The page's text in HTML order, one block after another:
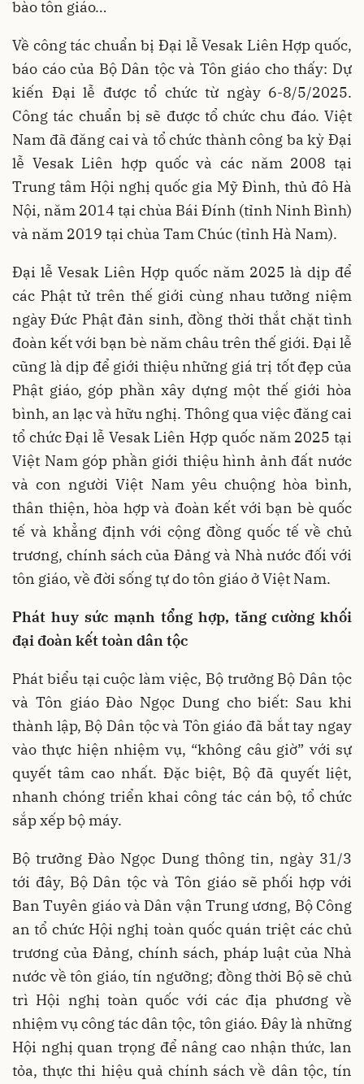
bào tôn giáo…
Về công tác chuẩn bị Đại lễ Vesak Liên Hợp quốc,
báo cáo của Bộ Dân tộc và Tôn giáo cho thấy: Dự
kiến Đại lễ được tổ chức từ ngày 6-8/5/2025.
Công tác chuẩn bị sẽ được tổ chức chu đáo. Việt
Nam đã đăng cai và tổ chức thành công ba kỳ Đại
lễ Vesak Liên hợp quốc và các năm 2008 tại
Trung tâm Hội nghị quốc gia Mỹ Đình, thủ đô Hà
Nội, năm 2014 tại chùa Bái Đính (tỉnh Ninh Bình)
và năm 2019 tại chùa Tam Chúc (tỉnh Hà Nam).
Đại lễ Vesak Liên Hợp quốc năm 2025 là dịp để
các Phật tử trên thế giới cùng nhau tưởng niệm
ngày Đức Phật đản sinh, đồng thời thắt chặt tình
đoàn kết với bạn bè năm châu trên thế giới. Đại lễ
cũng là dịp để giới thiệu những giá trị tốt đẹp của
Phật giáo, góp phần xây dựng một thế giới hòa
bình, an lạc và hữu nghị. Thông qua việc đăng cai
tổ chức Đại lễ Vesak Liên Hợp quốc năm 2025 tại
Việt Nam góp phần giới thiệu hình ảnh đất nước
và con người Việt Nam yêu chuộng hòa bình,
thân thiện, hòa hợp và đoàn kết với bạn bè quốc
tế và khẳng định với cộng đồng quốc tế về chủ
trương, chính sách của Đảng và Nhà nước đối với
tôn giáo, về đời sống tự do tôn giáo ở Việt Nam.
Phát huy sức mạnh tổng hợp, tăng cường khối
đại đoàn kết toàn dân tộc
Phát biểu tại cuộc làm việc, Bộ trưởng Bộ Dân tộc
và Tôn giáo Đào Ngọc Dung cho biết: Sau khi
thành lập, Bộ Dân tộc và Tôn giáo đã bắt tay ngay
vào thực hiện nhiệm vụ, “không câu giờ” với sự
quyết tâm cao nhất. Đặc biệt, Bộ đã quyết liệt,
nhanh chóng triển khai công tác cán bộ, tổ chức
sắp xếp bộ máy.
Bộ trưởng Đào Ngọc Dung thông tin, ngày 31/3
tới đây, Bộ Dân tộc và Tôn giáo sẽ phối hợp với
Ban Tuyên giáo và Dân vận Trung ương, Bộ Công
an tổ chức Hội nghị toàn quốc quán triệt các chủ
trương của Đảng, chính sách, pháp luật của Nhà
nước về tôn giáo, tín ngưỡng; đồng thời Bộ sẽ chủ
trì Hội nghị toàn quốc với các địa phương về
nhiệm vụ công tác dân tộc, tôn giáo. Đây là những
Hội nghị quan trọng để nâng cao nhận thức, lan
tỏa, thực thi hiệu quả chính sách về dân tộc, tín